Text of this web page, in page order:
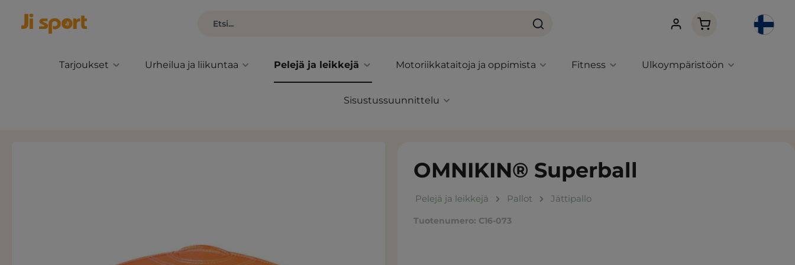
Ostoskori sisältää
Tarjoukset Urheilua ja liikuntaa Pelejä ja leikkejä Motoriikkataitoja ja oppimista Fitness Ulkoympäristöön
Sisustussuunnittelu
OMNIKIN® Superball
Pelejä ja leikkejä Pallot Jättipallo
Tuotenumero: C16-073